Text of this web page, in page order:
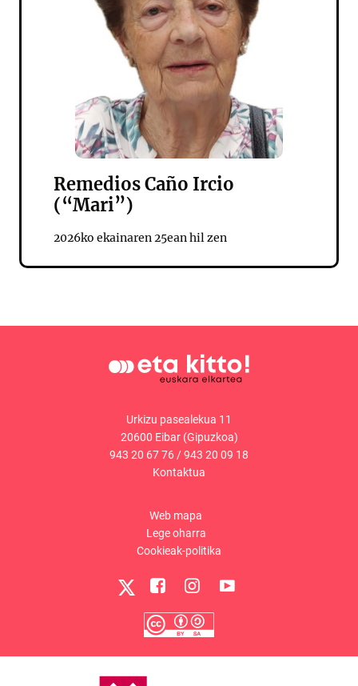
Remedios Caño Ircio
(“Mari”)
2026ko ekainaren 25ean hil zen
Urkizu pasealekua 11
20600 Eibar (Gipuzkoa)
943 20 67 76/943 20 09 18
Kontaktua
Web mapa
Lege oharra
Cookieak-politika